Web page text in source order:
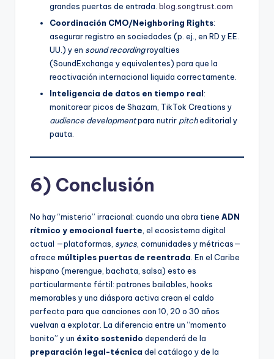
grandes puertas de entrada. blog.songtrust.com
Coordinación CMO/Neighboring Rights:
asegurar registro en sociedades (p. ej., en RD y EE.
UU.) y en sound recordingroyalties
(SoundExchange y equivalentes) para que la
reactivación internacional liquida correctamente.
Inteligencia de datos en tiempo real:
monitorear picos de Shazam, TikTok Creations y
audience developmentpara nutrir pitcheditorial y
pauta.
6) Conclusión
No hay “misterio” irracional: cuando una obra tiene ADN
rítmico y emocional fuerte, el ecosistema digital
actual —plataformas, syncs, comunidades y métricas—
ofrece múltiples puertas de reentrada. En el Caribe
hispano (merengue, bachata, salsa) esto es
particularmente fértil: patrones bailables, hooks
memorables y una diáspora activa crean el caldo
perfecto para que canciones con 10, 20 o 30 años
vuelvan a explotar. La diferencia entre un “momento
bonito” y un éxito sostenido dependerá de la
preparación legal-técnica del catálogo y de la